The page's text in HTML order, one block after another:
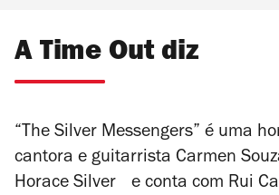
A Time Out diz
“The Silver Messengers” é uma
cantora e guitarrista Carmen
Horace Silver e conta com Rui